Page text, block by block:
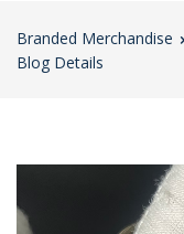
Branded Merchandise
Blog Details